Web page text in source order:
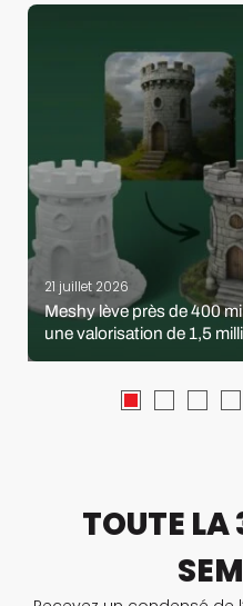
21 juillet 2026
Meshy lève près de 400
une valorisation de 1,5
TOUTE LA